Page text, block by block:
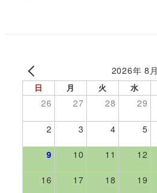
2026年 8月
日 月 火 水
26 27 28 29
2 3 4 5
9 10 11 12
16 17 18 19